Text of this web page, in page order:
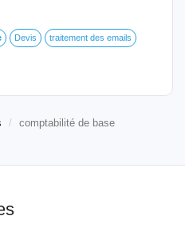
Devis traitement des emails
comptabilité de base